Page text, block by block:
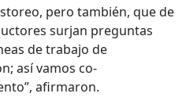
pero también, que de
surjan preguntas
de trabajo de
así vamos co-
afirmaron.